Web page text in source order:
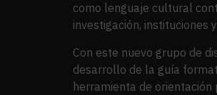
como lenguaje cultural
investigación, instituciones
Con este nuevo grupo de
desarrollo de la guía
herramienta de